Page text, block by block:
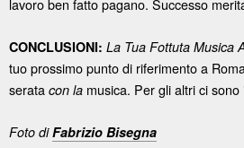
CONCLUSIONI: La Tua Fottuta Musica
tuo prossimo punto di riferimento a
serata con la musica. Per gli altri ci sono
Foto diFabrizio Bisegna